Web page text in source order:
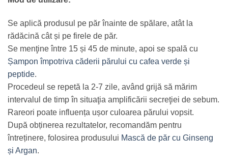
Se aplică produsul pe păr înainte de spălare, atât la
rădăcină cât și pe firele de păr.
Se menţine între 15 și 45 de minute, apoi se spală cu
Șampon împotriva căderii părului cu cafea verde și
peptide.
Procedeul se repetă la 2-7 zile, având grijă să mărim
intervalul de timp în situaţia amplificării secreţiei de sebum.
Rareori poate influența ușor culoarea părului vopsit.
După obținerea rezultatelor, recomandăm pentru
întreținere, folosirea produsului Mască de păr cu Ginseng
și Argan.